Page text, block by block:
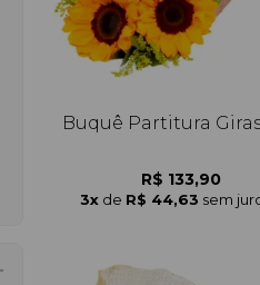
Buquê Partitura
R$ 133,90
3x de R$ 44,63 sem